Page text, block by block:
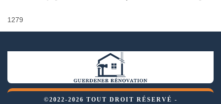
1279
©2022-2026 TOUT DROIT RÉSERVÉ -